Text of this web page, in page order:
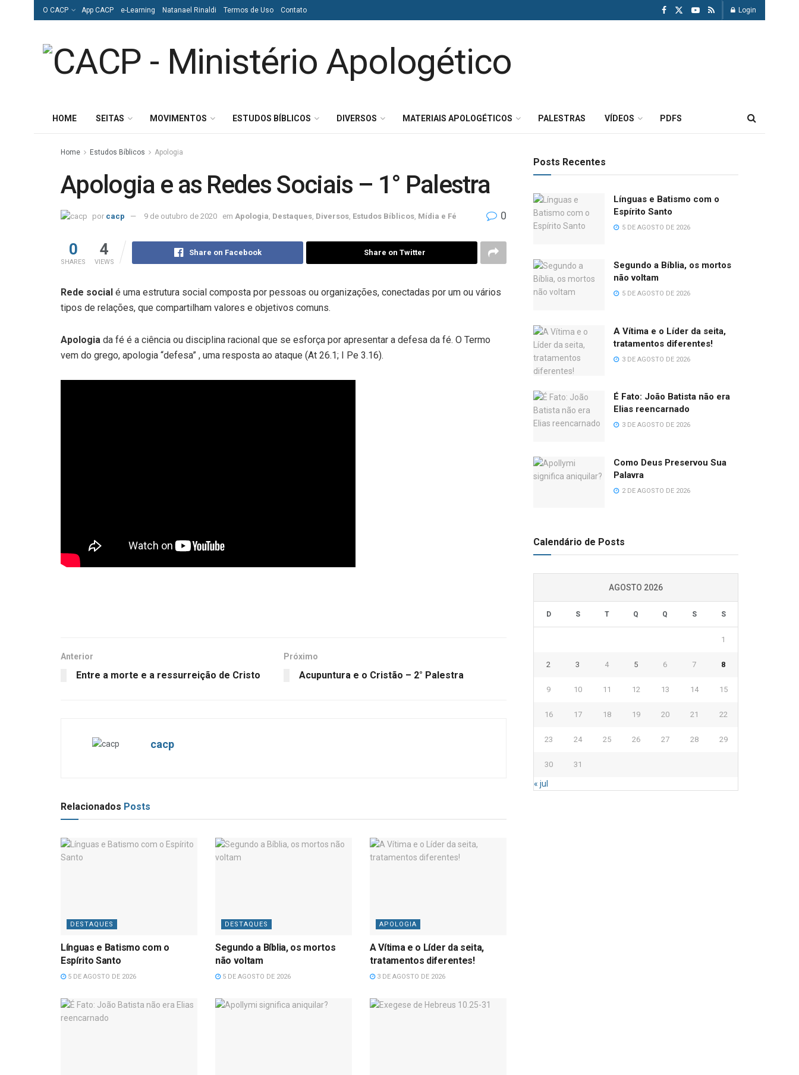
O CACP App CACP e-Learning Natanael Rinaldi Termos de Uso Contato Login
HOME SEITAS MOVIMENTOS ESTUDOS BÍBLICOS DIVERSOS MATERIAIS APOLOGÉTICOS PALESTRAS VÍDEOS PDFS
Home Estudos Bíblicos Apologia
Apologia e as Redes Sociais – 1° Palestra
por cacp 9 de outubro de 2020 em Apologia Destaques Diversos Estudos Bíblicos Mídia e Fé 0
0
SHARES
4
VIEWS
Share on Facebook Share on Twitter
Rede social é uma estrutura social composta por pessoas ou organizações, conectadas por um ou vários
tipos de relações, que compartilham valores e objetivos comuns.
Apologia da fé é a ciência ou disciplina racional que se esforça por apresentar a defesa da fé. O Termo
vem do grego, apologia “defesa” , uma resposta ao ataque (At 26.1; I Pe 3.16).
Anterior
Entre a morte e a ressurreição de Cristo
Próximo
Acupuntura e o Cristão – 2° Palestra
cacp
Relacionados Posts
DESTAQUES
Línguas e Batismo com o
Espírito Santo
5 DE AGOSTO DE 2026
DESTAQUES
Segundo a Bíblia, os mortos
não voltam
5 DE AGOSTO DE 2026
APOLOGIA
A Vítima e o Líder da seita,
tratamentos diferentes!
3 DE AGOSTO DE 2026
Posts Recentes
Línguas e Batismo com o
Espírito Santo
5 DE AGOSTO DE 2026
Segundo a Bíblia, os mortos
não voltam
5 DE AGOSTO DE 2026
A Vítima e o Líder da seita,
tratamentos diferentes!
3 DE AGOSTO DE 2026
É Fato: João Batista não era
Elias reencarnado
3 DE AGOSTO DE 2026
Como Deus Preservou Sua
Palavra
2 DE AGOSTO DE 2026
Calendário de Posts
AGOSTO 2026
D S T Q Q S S
1
2 3 4 5 6 7 8
9 10 11 12 13 14 15
16 17 18 19 20 21 22
23 24 25 26 27 28 29
30 31
« jul